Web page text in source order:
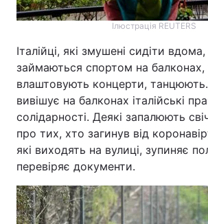
Ілюстрація REUTERS
Італійці, які змушені сидіти
займаються спортом на
влаштовують концерти,
вивішує на балконах італійські
солідарності. Деякі запалюють
про тих, хто загинув від
які виходять на вулиці, зупиняє
перевіряє документи.